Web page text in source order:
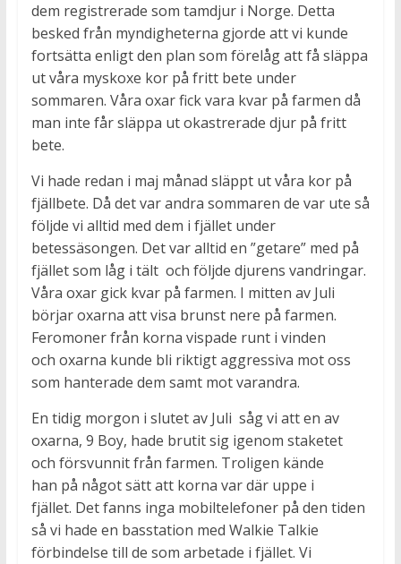
dem registrerade som tamdjur i Norge. Detta
besked från myndigheterna gjorde att vi kunde
fortsätta enligt den plan som förelåg att få släppa
ut våra myskoxe kor på fritt bete under
sommaren. Våra oxar fick vara kvar på farmen då
man inte får släppa ut okastrerade djur på fritt
bete.
Vi hade redan i maj månad släppt ut våra kor på
fjällbete. Då det var andra sommaren de var ute så
följde vi alltid med dem i fjället under
betessäsongen. Det var alltid en ”getare” med på
fjället som låg i tält och följde djurens vandringar.
Våra oxar gick kvar på farmen. I mitten av Juli
börjar oxarna att visa brunst nere på farmen.
Feromoner från korna vispade runt i vinden
och oxarna kunde bli riktigt aggressiva mot oss
som hanterade dem samt mot varandra.
En tidig morgon i slutet av Juli såg vi att en av
oxarna, 9 Boy, hade brutit sig igenom staketet
och försvunnit från farmen. Troligen kände
han på något sätt att korna var där uppe i
fjället. Det fanns inga mobiltelefoner på den tiden
så vi hade en basstation med Walkie Talkie
förbindelse till de som arbetade i fjället. Vi